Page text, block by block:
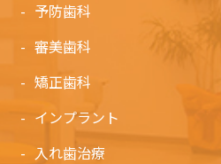
予防歯科
審美歯科
矯正歯科
インプラント
入れ歯治療